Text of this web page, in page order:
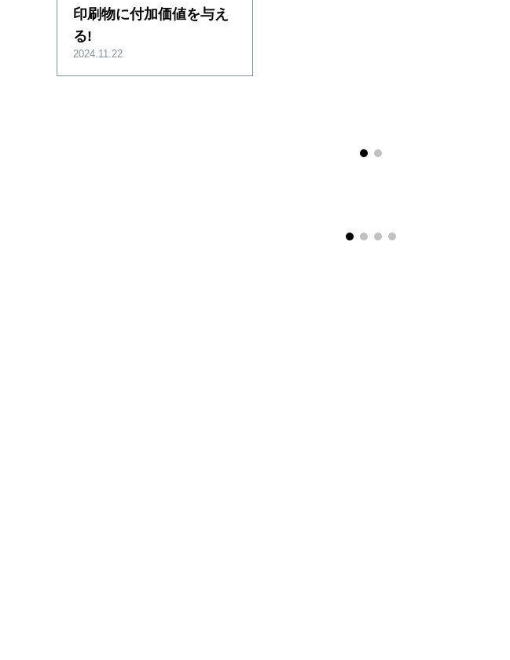
印刷物に付加価値を与え
る!
2024.11.22